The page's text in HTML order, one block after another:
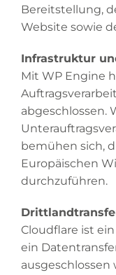
Bereitstellung,
Website sowie
Infrastruktur
Mit WP Engine
abgeschlossen.
bemühen sich,
Europäischen
durchzuführen.
Cloudflare ist
ein
ausgeschlossen